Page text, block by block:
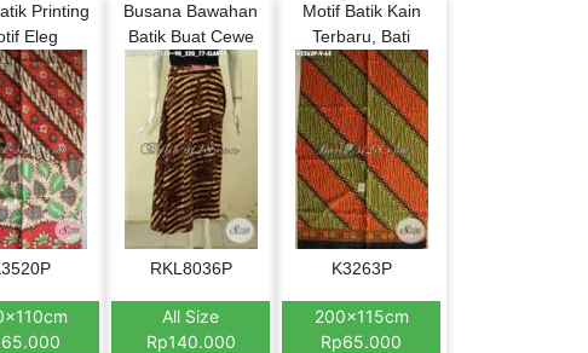
Printing
Eleg
Busana Bawahan
Batik Buat Cewe
RKL8036P
All Size
Rp140.000
Motif Batik Kain
Terbaru, Bati
K3263P
200x115cm
Rp65.000